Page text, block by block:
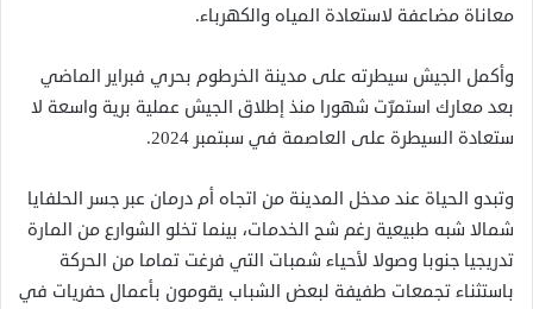
معاناة مضاعفة لاستعادة المياه والكهرباء.
وأكمل الجيش سيطرته على مدينة الخرطوم بحري فبراير الماضي
بعد معارك استمرّت شهورا منذ إطلاق الجيش عملية برية واسعة لا
ستعادة السيطرة على العاصمة في سبتمبر 2024.
وتبدو الحياة عند مدخل المدينة من اتجاه أم درمان عبر جسر الحلفايا
شمالا شبه طبيعية رغم شح الخدمات، بينما تخلو الشوارع من المارة
تدريجيا جنوبا وصولا لأحياء شمبات التي فرغت تماما من الحركة
باستثناء تجمعات طفيفة لبعض الشباب يقومون بأعمال حفريات في